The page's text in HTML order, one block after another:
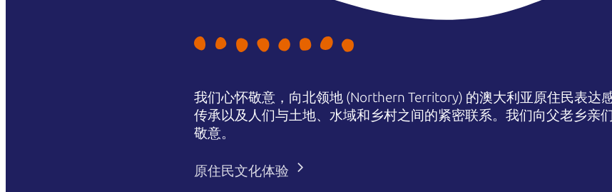
我们心怀敬意，向北领地 (Northern Territory) 的澳大利亚原住民表达
传承以及人们与土地、水域和乡村之间的紧密联系。我们向父老乡亲
敬意。
原住民文化体验